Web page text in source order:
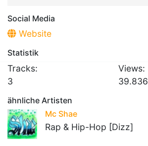
Social Media
Website
Statistik
Tracks:
3
Views:
39.836
ähnliche Artisten
Mc Shae
Rap & Hip-Hop [Dizz]